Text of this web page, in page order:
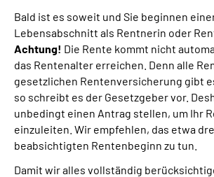
Bald ist es soweit und Sie beginnen
Lebensabschnitt als Rentnerin oder
Achtung! Die Rente kommt nicht
das Rentenalter erreichen. Denn alle
gesetzlichen Rentenversicherung gibt
so schreibt es der Gesetzgeber vor.
unbedingt einen Antrag stellen, um Ihr
einzuleiten. Wir empfehlen, das etwa
beabsichtigten Rentenbeginn zu tun.
Damit wir alles vollständig